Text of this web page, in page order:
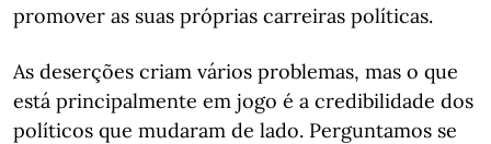
promover as suas próprias carreiras políticas.
As deserções criam vários problemas, mas o que
está principalmente em jogo é a credibilidade dos
políticos que mudaram de lado. Perguntamos se